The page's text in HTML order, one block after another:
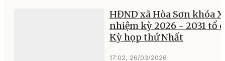
HĐND xã Hòa Sơn khóa
nhiệm kỳ 2026 - 2031 tổ
Kỳ họp thứ Nhất
17:02, 26/03/2026